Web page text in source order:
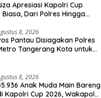
Apresiasi Kapolri Cup
Dari Polres Hingga
8, 2026
Pantau Disiagakan Polres
Tangerang Kota untuk
8, 2026
Anak Muda Main Bareng
Kapolri Cup 2026, Wakapolri: